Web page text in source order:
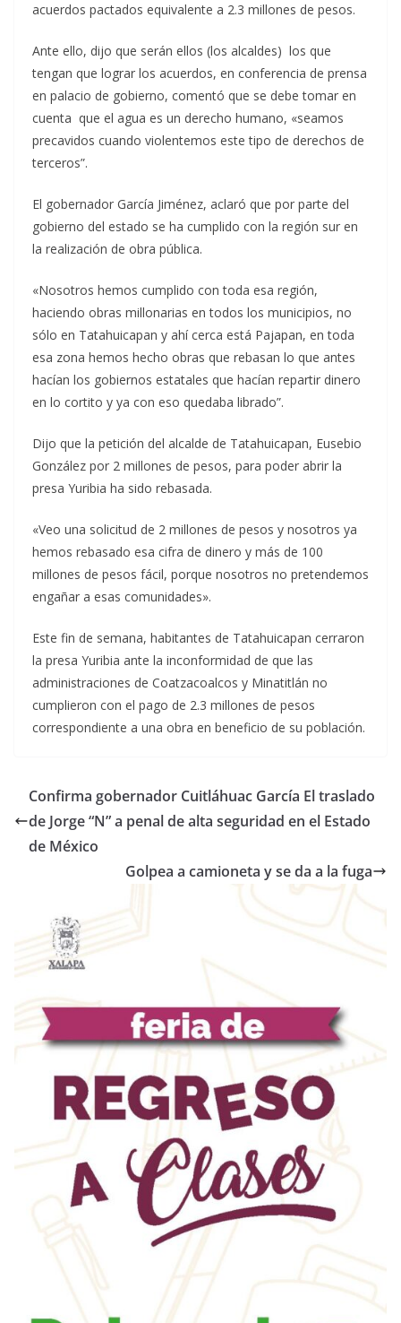
acuerdos pactados equivalente a 2.3 millones de pesos.
Ante ello, dijo que serán ellos (los alcaldes) los que
tengan que lograr los acuerdos, en conferencia de prensa
en palacio de gobierno, comentó que se debe tomar en
cuenta que el agua es un derecho humano, «seamos
precavidos cuando violentemos este tipo de derechos de
terceros”.
El gobernador García Jiménez, aclaró que por parte del
gobierno del estado se ha cumplido con la región sur en
la realización de obra pública.
«Nosotros hemos cumplido con toda esa región,
haciendo obras millonarias en todos los municipios, no
sólo en Tatahuicapan y ahí cerca está Pajapan, en toda
esa zona hemos hecho obras que rebasan lo que antes
hacían los gobiernos estatales que hacían repartir dinero
en lo cortito y ya con eso quedaba librado”.
Dijo que la petición del alcalde de Tatahuicapan, Eusebio
González por 2 millones de pesos, para poder abrir la
presa Yuribia ha sido rebasada.
«Veo una solicitud de 2 millones de pesos y nosotros ya
hemos rebasado esa cifra de dinero y más de 100
millones de pesos fácil, porque nosotros no pretendemos
engañar a esas comunidades».
Este fin de semana, habitantes de Tatahuicapan cerraron
la presa Yuribia ante la inconformidad de que las
administraciones de Coatzacoalcos y Minatitlán no
cumplieron con el pago de 2.3 millones de pesos
correspondiente a una obra en beneficio de su población.
Confirma gobernador Cuitláhuac García El traslado
de Jorge “N” a penal de alta seguridad en el Estado
de México
Golpea a camioneta y se da a la fuga